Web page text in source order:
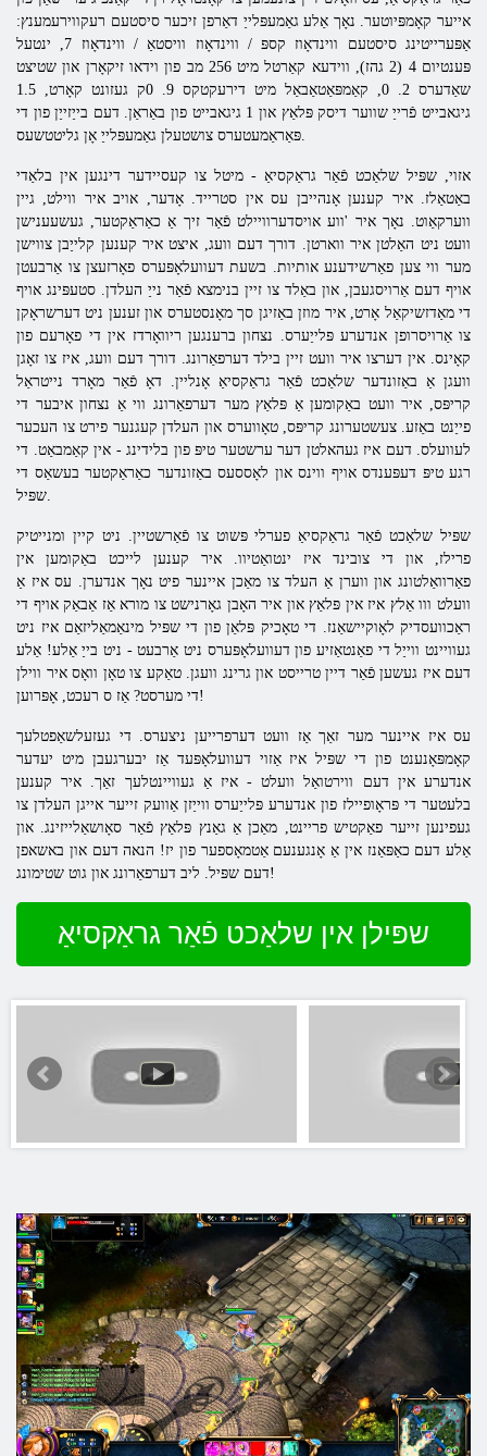
אייער קאָמפּיוטער. נאָך אַלע גאַמעפּלייַ דאַרפן זיכער סיסטעם רעקווירעמענץ:
אַפּערייטינג סיסטעם ווינדאָוז קספּ / ווינדאָוז וויסטאַ / ווינדאָוז 7, ינטעל
פּענטיום 4 (2 גהז), ווידעא קאַרטל מיט 256 מב פון וידאו זיקאָרן און שטיצט
שאַדערס 2. 0, קאַמפּאַטאַבאַל מיט דירעקטקס 9. 0ק געזונט קאָרט, 1.5
גיגאבייט פֿרייַ שווער דיסק פּלאַץ און 1 גיגאבייט פון באַראַן. דעם בייַזייַן פון די
פּאַראַמעטערס צושטעלן גאַמעפּלייַ אָן גליטטשעס.
אזוי, שפּיל שלאַכט פֿאַר גראַקסיאַ - מיטל צו קעסיידער דינגען אין בלאַדי
באַטאַלז. איר קענען אָנהייבן עס אין סטרייד. אָדער, אויב איר ווילט, גיין
ווערקאַוט. נאָך איר 'ווע אויסדערוויילט פֿאַר זיך אַ כאַראַקטער, געשעענישן
וועט ניט האַלטן איר ווארטן. דורך דעם וועג, איצט איר קענען קלייַבן צווישן
מער ווי צען פאַרשידענע אותיות. בשעת דעוועלאָפּערס פאָרזעצן צו אַרבעטן
אויף דעם אַרויסגעבן, און באַלד צו זיין בנימצא פֿאַר נייַ העלדן. סטעפּינג אויף
די מאַדזשיקאַל אָרט, איר מוזן באַזיגן סך מאָנסטערס און זענען ניט דערשראָקן
צו אַרויסרופן אנדערע פּלייַערס. נצחון ברענגען ריוואָרדז אין די פאָרעם פון
קאָינס. אין דערצו איר וועט זיין בילד דערפאַרונג. דורך דעם וועג, איז צו זאָגן
וועגן אַ באַזונדער שלאַכט פֿאַר גראַקסיאַ אָנליין. דאָ פֿאַר מאָרד נייטראַל
קריפּס, איר וועט באַקומען אַ פּלאַץ מער דערפאַרונג ווי אַ נצחון איבער די
פייַנט באַזע. צעשטערונג קריפּס, טאָווערס און העלדן קעגנער פירט צו העכער
לעוועלס. דעם איז געהאלטן דער ערשטער טיפּ פון בלידינג - אין קאַמבאַט. די
רגע טיפּ דעפּענדס אויף ווינס און לאָססעס באַזונדער כאַראַקטער בעשאַס די
שפּיל.
שפּיל שלאַכט פֿאַר גראַקסיאַ פערלי פּשוט צו פֿאַרשטיין. ניט קיין ומנייטיק
פרילז, און די צובינד איז ינטואַטיוו. איר קענען לייכט באַקומען אין
פאַרוואַלטונג און ווערן אַ העלד צו מאַכן איינער פיט נאָך אנדערן. עס איז אַ
וועלט ווו אַלץ איז אין פּלאַץ און איר האָבן גאָרנישט צו מורא אַז אַבאַק אויף די
ראַכוועסדיק לאָוקיישאַנז. די טאָכיק פּלאַן פון די שפּיל מינאַמאַליזאַם איז ניט
געוויינט ווייַל די פאַנטאַזיע פון ​​דעוועלאָפּערס ניט אַרבעט - ניט בייַ אַלע! אַלע
דעם איז געשען פֿאַר דיין טרייסט און גרינג וועגן. טאַקע צו טאָן וואָס איר ווילן
די מערסט? אַז ס רעכט, אָפּרוען!
עס איז איינער מער זאַך אַז וועט דערפרייען ניצערס. די געזעלשאַפטלעך
קאָמפּאָנענט פון די שפּיל איז אַזוי דעוועלאָפּעד אַז יבערגעבן מיט יעדער
אנדערע אין דעם ווירטואַל וועלט - איז אַ געוויינטלעך זאַך. איר קענען
בלעטער די פּראָופיילז פון אנדערע פּלייַערס ווייַזן אַוועק זייער אייגן העלדן צו
געפינען זייער פאַקטיש פריינט, מאַכן אַ גאַנץ פּלאַץ פֿאַר סאָושאַלייזינג. און
אַלע דעם כאַפּאַנז אין אַ אָנגענעם אַטמאָספער פון יז! הנאה דעם און באשאפן
דעם שפּיל. ליב דערפאַרונג און גוט שטימונג!
שפּילן אין שלאַכט פֿאַר גראַקסיאַ